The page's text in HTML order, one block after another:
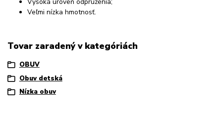
Veľmi nízka hmotnosť.
Tovar zaradený v kategóriách
OBUV
Obuv detská
Nízka obuv